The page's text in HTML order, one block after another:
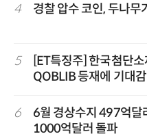
4 경찰 압수 코인, 두나
5
[ET특징주] 한국첨단
QOBLIB 등재에 기대
6
6월 경상수지 497억
1000억달러 돌파